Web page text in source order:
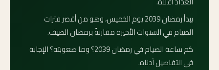
يبدأ رمضان 2039 يوم الخميس، وهو من أقصر فترات
الصيام في السنوات الأخيرة مقارنةً برمضان الصيف.
كم ساعة الصيام في رمضان 2039؟ وما صعوبته؟ الإجابة
في التفاصيل أدناه.